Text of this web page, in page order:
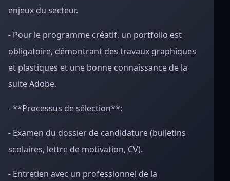
enjeux du secteur.
- Pour le programme créatif, un portfolio est
obligatoire, démontrant des travaux graphiques
et plastiques et une bonne connaissance de la
suite Adobe.
- **Processus de sélection**:
- Examen du dossier de candidature (bulletins
scolaires, lettre de motivation, CV).
- Entretien avec un professionnel de la